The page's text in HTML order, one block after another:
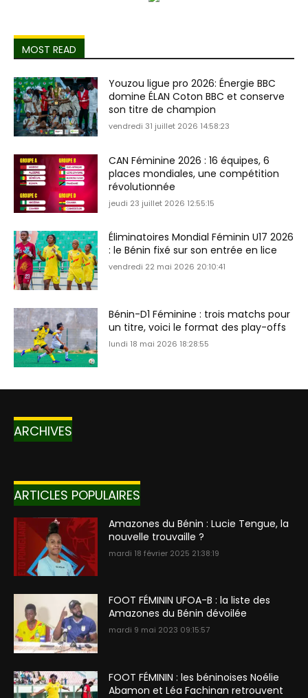
MOST READ
Youzou ligue pro 2026: Énergie BBC
domine ÉLAN Coton BBC et conserve
son titre de champion
vendredi 31 juillet 2026 14:58:23
CAN Féminine 2026 : 16 équipes, 6
places mondiales, une compétition
révolutionnée
jeudi 23 juillet 2026 12:55:15
Éliminatoires Mondial Féminin U17 2026
: le Bénin fixé sur son entrée en lice
vendredi 22 mai 2026 20:10:41
Bénin-D1 Féminine : trois matchs pour
un titre, voici le format des play-offs
lundi 18 mai 2026 18:28:55
ARCHIVES
ARTICLES POPULAIRES
Amazones du Bénin : Lucie Tengue, la
nouvelle trouvaille ?
mardi 18 février 2025 21:38:19
FOOT FÉMININ UFOA-B : la liste des
Amazones du Bénin dévoilée
mardi 9 mai 2023 09:15:57
FOOT FÉMININ : les béninoises Noélie
Abamon et Léa Fachinan retrouvent